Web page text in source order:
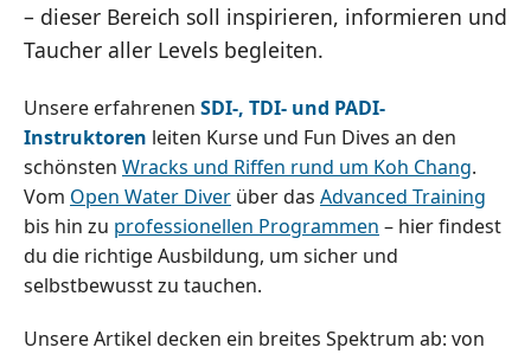
– dieser Bereich soll inspirieren, informieren und
Taucher aller Levels begleiten.
Unsere erfahrenen SDI-, TDI- und PADI-
Instruktoren leiten Kurse und Fun Dives an den
schönsten Wracks und Riffen rund um Koh Chang.
Vom Open Water Diver über das Advanced Training
bis hin zu professionellen Programmen – hier findest
du die richtige Ausbildung, um sicher und
selbstbewusst zu tauchen.
Unsere Artikel decken ein breites Spektrum ab: von